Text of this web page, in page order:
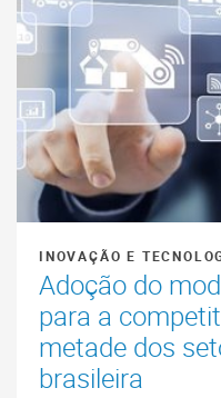
INOVAÇÃO E
Adoção do
para a
metade dos
brasileira